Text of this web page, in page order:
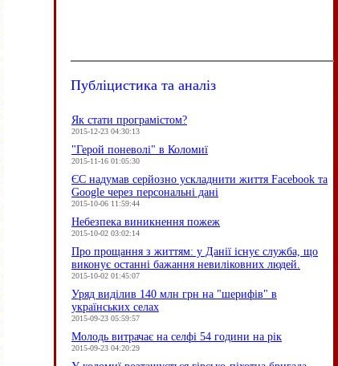
Публіцистика та аналіз
Як стати програмістом?
2015-12-23 04:30:13
"Герой поневолі" в Коломиї
2015-11-16 01:05:30
ЄC надумав серйозно ускладнити життя Facebook та
Google через персональні дані
2015-10-06 11:59:44
Небезпека виникнення пожеж
2015-10-02 03:02:14
Про прощання з життям: у Данії існує служба, що
виконує останні бажання невиліковних людей.
2015-10-02 01:45:07
Уряд виділив 140 млн грн на "шерифів" в
українських селах
2015-09-23 05:59:57
Молодь витрачає на селфі 54 години на рік
2015-09-23 04:20:29